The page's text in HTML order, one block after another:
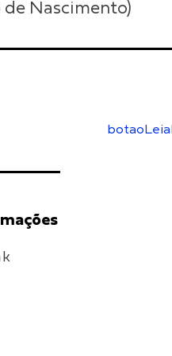
de Nascimento)